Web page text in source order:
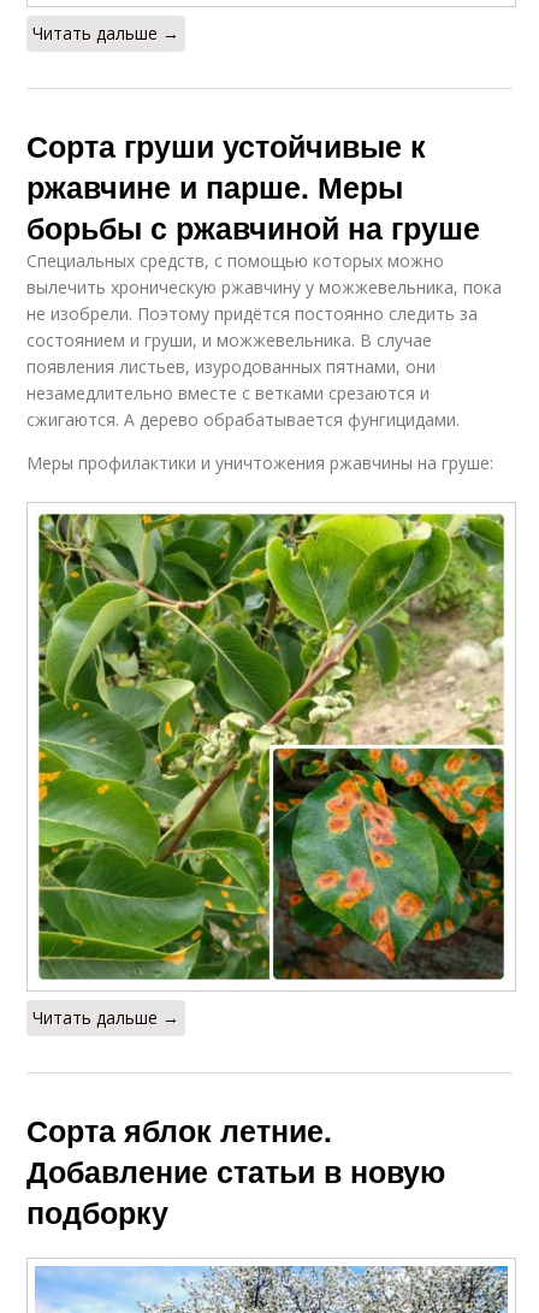
Читать дальше →
Сорта груши устойчивые к
ржавчине и парше. Меры
борьбы с ржавчиной на груше
Специальных средств, с помощью которых можно
вылечить хроническую ржавчину у можжевельника, пока
не изобрели. Поэтому придётся постоянно следить за
состоянием и груши, и можжевельника. В случае
появления листьев, изуродованных пятнами, они
незамедлительно вместе с ветками срезаются и
сжигаются. А дерево обрабатывается фунгицидами.
Меры профилактики и уничтожения ржавчины на груше:
Читать дальше →
Сорта яблок летние.
Добавление статьи в новую
подборку